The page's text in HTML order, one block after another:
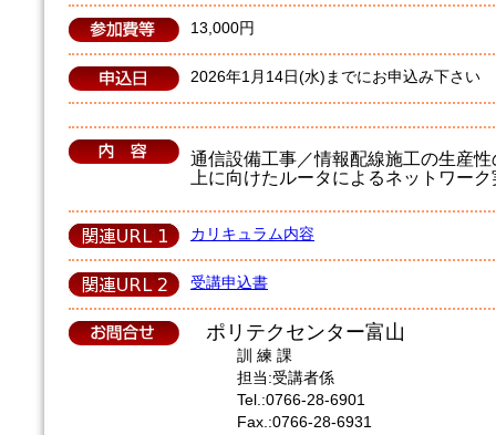
13,000円
2026年1月14日(水)までにお申込み下さい
通信設備工事／情報配線施工の生産
上に向けたルータによるネットワー
カリキュラム内容
受講申込書
ポリテクセンター富山
訓 練 課
担当:受講者係
Tel.:0766-28-6901
Fax.:0766-28-6931